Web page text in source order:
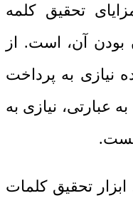
تحقیق کلمه
بودن آن، است. از
نیازی به پرداخت
به عبارتی، نیازی به
تحقیق کلمات